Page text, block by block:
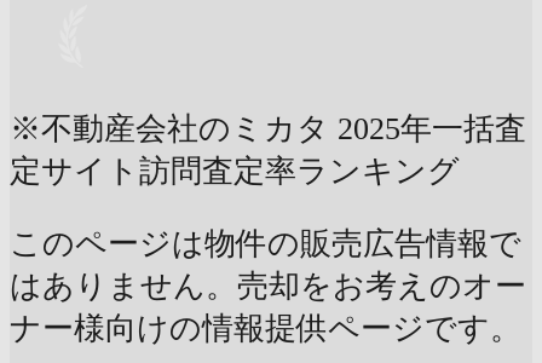
※不動産会社のミカタ 2025年一括査
定サイト訪問査定率ランキング
このページは物件の販売広告情報で
はありません。売却をお考えのオー
ナー様向けの情報提供ページです。